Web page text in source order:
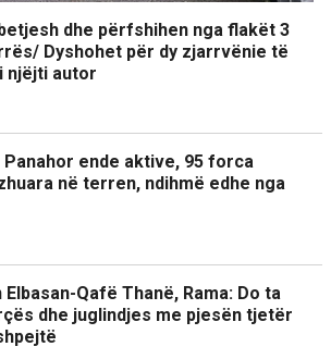
dhe përfshihen nga flakët 3
Dyshohet për dy zjarrvënie të
njëjti autor
ende aktive, 95 forca
në terren, ndihmë edhe nga
Qafë Thanë, Rama: Do ta
dhe juglindjes me pjesën tjetër